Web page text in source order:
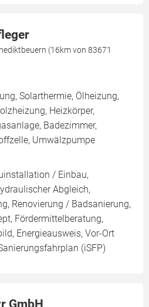
(16km von 83671
Solarthermie, Ölheizung,
Heizkörper,
Badezimmer,
Umwälzpumpe
/ Einbau,
Abgleich,
Renovierung / Badsanierung,
Fördermittelberatung,
Energieausweis, Vor-Ort
(iSFP)
GmbH